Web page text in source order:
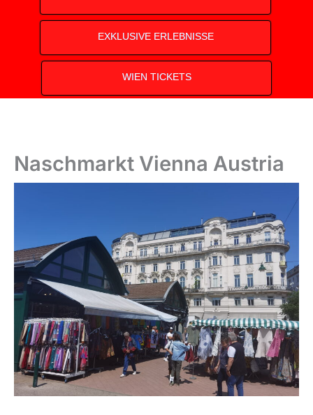
EXKLUSIVE ERLEBNISSE
WIEN TICKETS
Naschmarkt Vienna Austria